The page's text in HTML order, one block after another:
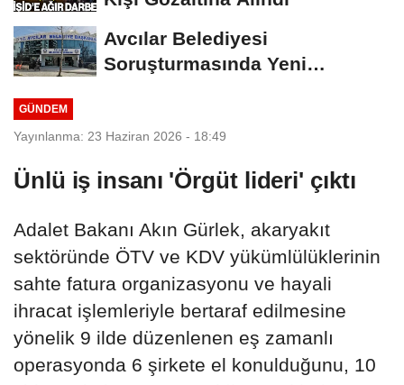
Avcılar Belediyesi
Soruşturmasında Yeni
GÜNDEM
Yayınlanma: 23 Haziran 2026 - 18:49
Ünlü iş insanı 'Örgüt lideri' çıktı
Adalet Bakanı Akın Gürlek, akaryakıt
sektöründe ÖTV ve KDV yükümlülüklerinin
sahte fatura organizasyonu ve hayali
ihracat işlemleriyle bertaraf edilmesine
yönelik 9 ilde düzenlenen eş zamanlı
operasyonda 6 şirkete el konulduğunu, 10